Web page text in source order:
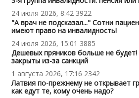
24 июля 2026, 8:42 3922
"А врач не подсказал..." Сотни
имеют право на инвалидность!
24 июля 2026, 15:01 3885
Дешевых пряников больше не
закрыты из-за санкций
1 августа 2026, 17:16 2342
Латвия по-прежнему не открывает
как едут те, кому очень надо?